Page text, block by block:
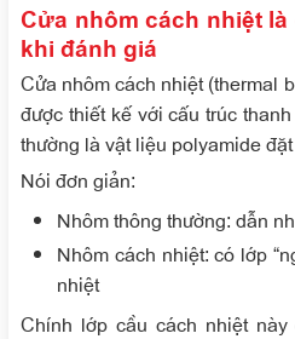
Cửa nhôm cách nhiệt
khi đánh giá
Cửa nhôm cách nhiệt (thermal
được thiết kế với cấu trúc
thường là vật liệu polyamide
Nói đơn giản:
Nhôm thông thường: dẫn
Nhôm cách nhiệt: có lớp
nhiệt
Chính lớp cầu cách nhiệt